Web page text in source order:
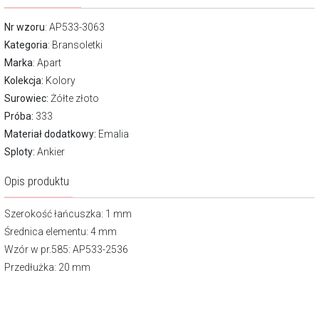
Nr wzoru: AP533-3063
Kategoria: Bransoletki
Marka: Apart
Kolekcja: Kolory
Surowiec: Żółte złoto
Próba: 333
Materiał dodatkowy: Emalia
Sploty: Ankier
Opis produktu
Szerokość łańcuszka: 1 mm
Średnica elementu: 4 mm
Wzór w pr.585: AP533-2536
Przedłużka: 20 mm